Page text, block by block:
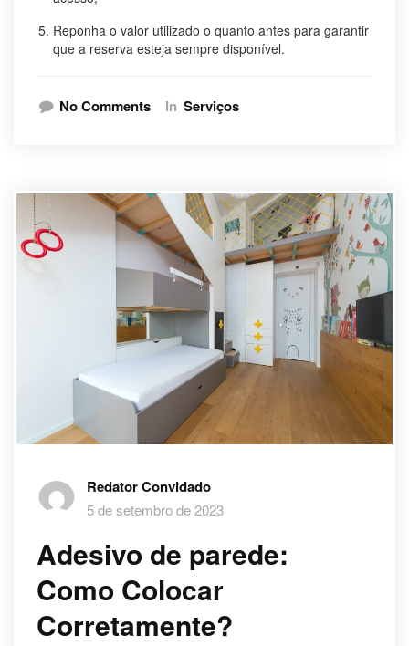
Reponha o valor utilizado o quanto antes para garantir
que a reserva esteja sempre disponível.
No Comments In Serviços
Redator Convidado
5 de setembro de 2023
Adesivo de parede:
Como Colocar
Corretamente?